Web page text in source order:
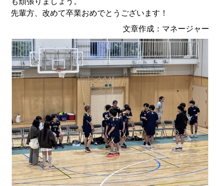
先輩方、改めて卒業おめでとうございます！
文章作成：マネージャー